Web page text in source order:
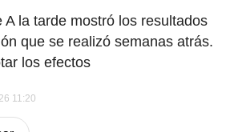
A la tarde mostró los resultados
que se realizó semanas atrás.
los efectos
11:20